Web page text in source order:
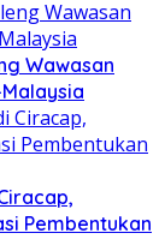
Wawasan
Pembentukan